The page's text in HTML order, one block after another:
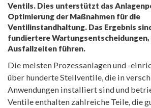
Ventils. Dies unterstützt das
Optimierung der Maßnahmen für die
Ventilinstandhaltung. Das Ergebnis
fundiertere Wartungsentscheidungen,
Ausfallzeiten führen.
Die meisten Prozessanlagen und -
über hunderte Stellventile, die in
Anwendungen installiert sind und
Ventile enthalten zahlreiche Teile, die